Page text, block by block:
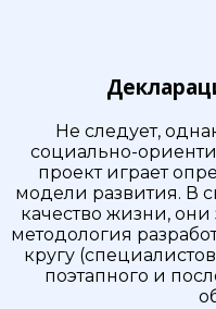
Не следует,
социально-
проект играет
модели развития. В
качество жизни,
методология
кругу
поэтапного и